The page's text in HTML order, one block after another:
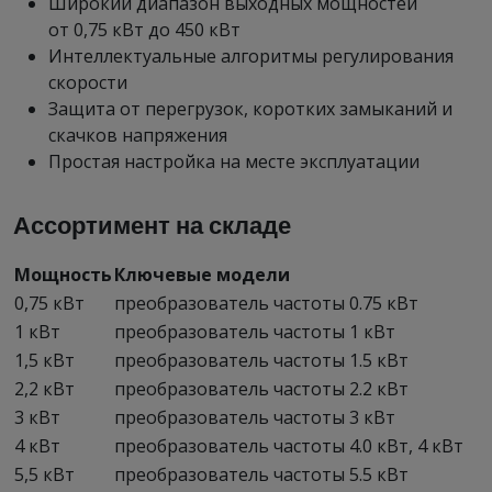
от 0,75 кВт до 450 кВт
Интеллектуальные алгоритмы регулирования
скорости
Защита от перегрузок, коротких замыканий и
скачков напряжения
Простая настройка на месте эксплуатации
Ассортимент на складе
МощностьКлючевые модели
0,75 кВт
преобразователь частоты 0.75 кВт
1 кВт
преобразователь частоты 1 кВт
1,5 кВт
преобразователь частоты 1.5 кВт
2,2 кВт
преобразователь частоты 2.2 кВт
3 кВт
преобразователь частоты 3 кВт
4 кВт
преобразователь частоты 4.0 кВт, 4 кВт
5,5 кВт
преобразователь частоты 5.5 кВт